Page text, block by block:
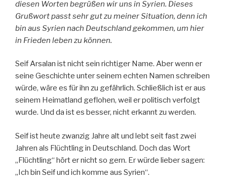
diesen Worten begrüßen wir uns in Syrien. Dieses
Grußwort passt sehr gut zu meiner Situation, denn ich
bin aus Syrien nach Deutschland gekommen, um hier
in Frieden leben zu können.
Seif Arsalan ist nicht sein richtiger Name. Aber wenn er
seine Geschichte unter seinem echten Namen schreiben
würde, wäre es für ihn zu gefährlich. Schließlich ist er aus
seinem Heimatland geflohen, weil er politisch verfolgt
wurde. Und da ist es besser, nicht erkannt zu werden.
Seif ist heute zwanzig Jahre alt und lebt seit fast zwei
Jahren als Flüchtling in Deutschland. Doch das Wort
„Flüchtling“ hört er nicht so gern. Er würde lieber sagen:
„Ich bin Seif und ich komme aus Syrien“.